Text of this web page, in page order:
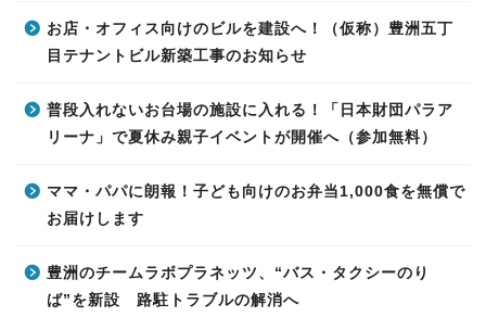
お店・オフィス向けのビルを建設へ！（仮称）豊洲五丁
目テナントビル新築工事のお知らせ
普段入れないお台場の施設に入れる！「日本財団パラア
リーナ」で夏休み親子イベントが開催へ（参加無料）
ママ・パパに朗報！子ども向けのお弁当1,000食を無償で
お届けします
豊洲のチームラボプラネッツ、“バス・タクシーのり
ば”を新設 路駐トラブルの解消へ